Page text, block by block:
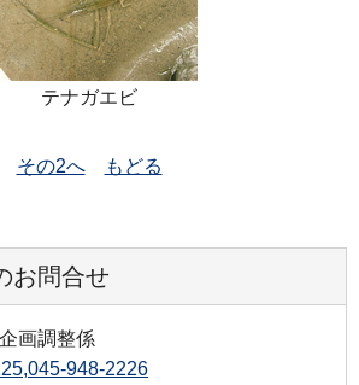
テナガエビ
その2へ もどる
お問合せ
画調整係
948-2226